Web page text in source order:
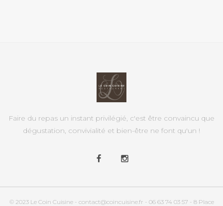
Faire du repas un instant privilégié, c'est être convaincu que
dégustation, convivialité et bien-être ne font qu'un !
© 2023 Le Coin Cuisine - contact@coincuisine.fr - 06 63 74 03 57 - 8 Place